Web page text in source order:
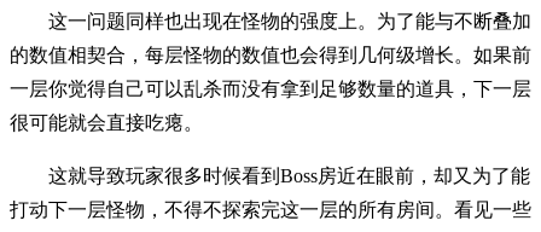
这一问题同样也出现在怪物的强度上。为了能与不断叠加
的数值相契合，每层怪物的数值也会得到几何级增长。如果前
一层你觉得自己可以乱杀而没有拿到足够数量的道具，下一层
很可能就会直接吃瘪。
这就导致玩家很多时候看到Boss房近在眼前，却又为了能
打动下一层怪物，不得不探索完这一层的所有房间。看见一些